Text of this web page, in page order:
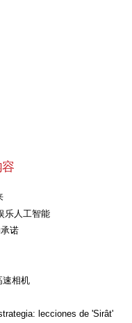
乐人工智能
诺
速相机
lecciones de 'Sirât'